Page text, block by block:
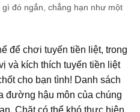
đó ngắn, chẳng hạn như một
để chơi tuyến tiền liệt, trong
và kích thích tuyến tiền liệt
cho bạn tình! Danh sách
đường hậu môn của chúng